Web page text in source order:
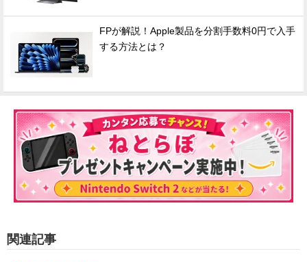
FPが解説！Apple製品を分割手数料0円で入手
する方法とは？
関連記事